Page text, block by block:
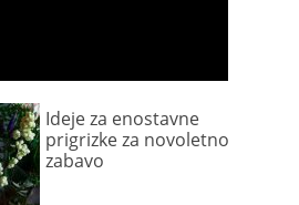
Ideje za enostavne
prigrizke za novoletno
zabavo